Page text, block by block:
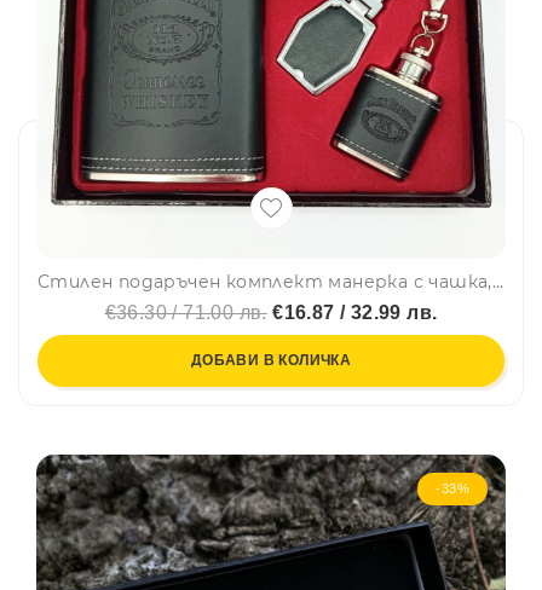
Стилен подаръчен комплект манерка с чашка, втора миниманерка и ключодържател Jack Daniels Old No.7 Brand – 2018-2
€36.30 / 71.00 лв.€16.87 / 32.99 лв.
ДОБАВИ В КОЛИЧКА
-33%